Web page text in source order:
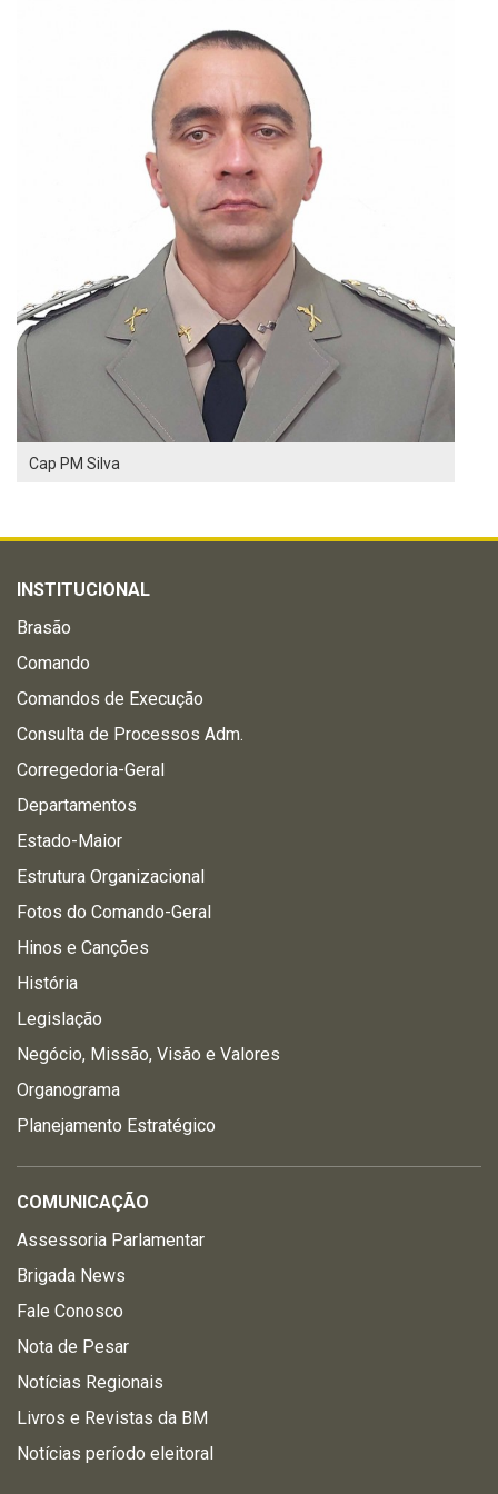
Cap PM Silva
INSTITUCIONAL
Brasão
Comando
Comandos de Execução
Consulta de Processos Adm.
Corregedoria-Geral
Departamentos
Estado-Maior
Estrutura Organizacional
Fotos do Comando-Geral
Hinos e Canções
História
Legislação
Negócio, Missão, Visão e Valores
Organograma
Planejamento Estratégico
COMUNICAÇÃO
Assessoria Parlamentar
Brigada News
Fale Conosco
Nota de Pesar
Notícias Regionais
Livros e Revistas da BM
Notícias período eleitoral